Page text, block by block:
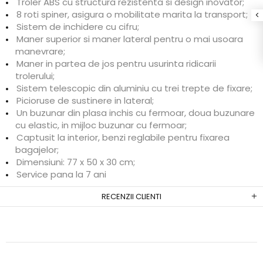
8 roti spiner, asigura o mobilitate marita la transport;
Sistem de inchidere cu cifru;
Maner superior si maner lateral pentru o mai usoara
manevrare;
Maner in partea de jos pentru usurinta ridicarii
trolerului;
Sistem telescopic din aluminiu cu trei trepte de fixare;
Picioruse de sustinere in lateral;
Un buzunar din plasa inchis cu fermoar, doua buzunare
cu elastic, in mijloc buzunar cu fermoar;
Captusit la interior, benzi reglabile pentru fixarea
bagajelor;
Dimensiuni: 77 x 50 x 30 cm;
Service pana la 7 ani
RECENZII CLIENTI